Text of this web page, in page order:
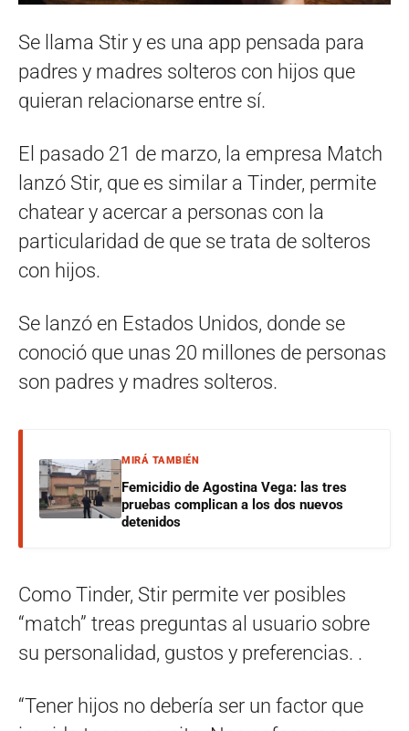
Se llama Stir y es una app pensada para
padres y madres solteros con hijos que
quieran relacionarse entre sí.
El pasado 21 de marzo, la empresa Match
lanzó Stir, que es similar a Tinder, permite
chatear y acercar a personas con la
particularidad de que se trata de solteros
con hijos.
Se lanzó en Estados Unidos, donde se
conoció que unas 20 millones de personas
son padres y madres solteros.
MIRÁ TAMBIÉN
Femicidio de Agostina Vega: las tres
pruebas complican a los dos nuevos
detenidos
Como Tinder, Stir permite ver posibles
“match” treas preguntas al usuario sobre
su personalidad, gustos y preferencias. .
“Tener hijos no debería ser un factor que